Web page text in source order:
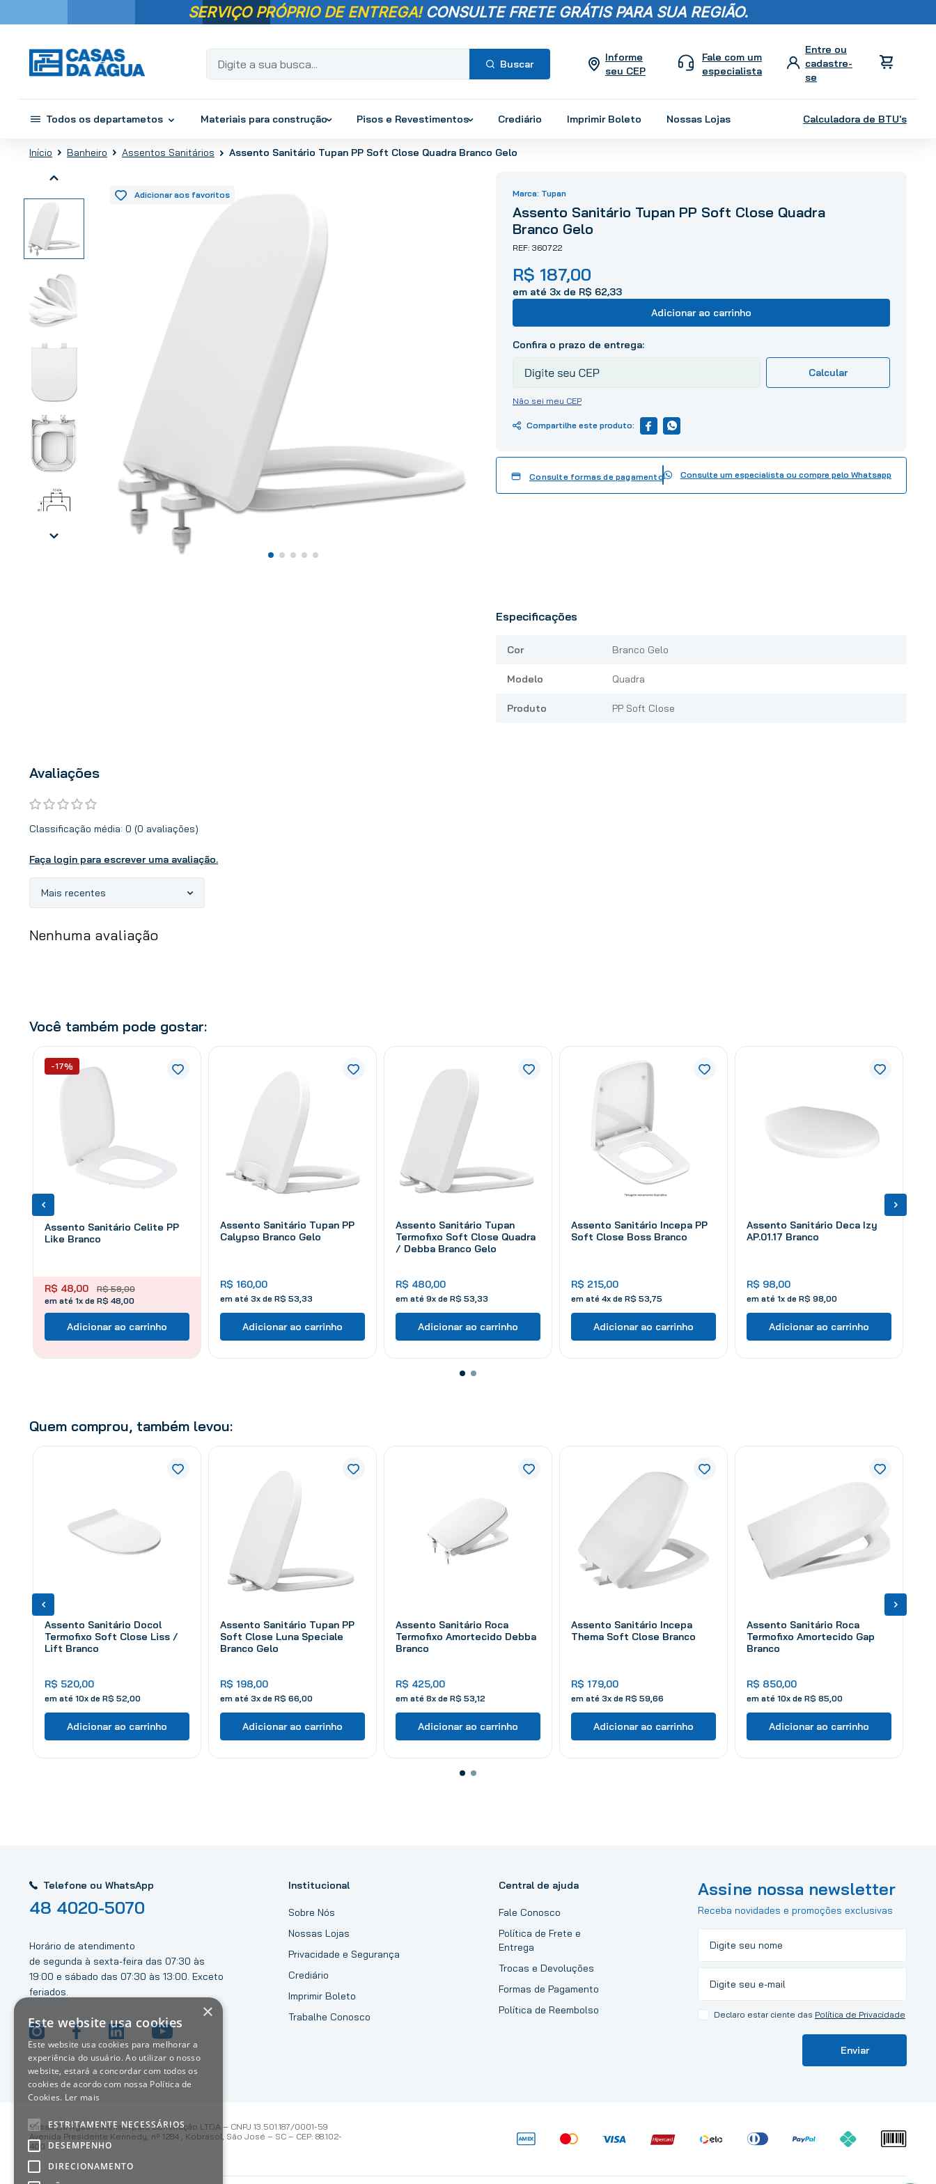
SERVIÇO PRÓPRIO DE ENTREGA! CONSULTE FRETE GRÁTIS PARA SUA REGIÃO.
Digite a sua busca...
Informe
seu CEP
Fale com um
especialista
Todos os departametos Materiais para construção Pisos e Revestimentos Crediário Imprimir Boleto Nossas Lojas Calculadora de BTU's
Banheiro Assentos Sanitários Assento Sanitário Tupan PP Soft Close Quadra Branco Gelo
Tupan
Assento Sanitário Tupan PP Soft Close Quadra
Branco Gelo
360722
R$ 187,00
em até 3x de R$ 62,33
Adicionar ao carrinho
Não sei meu CEP
Consulte formas de pagamento Consulte um especialista ou compre pelo Whatsapp
Especificações
Cor Branco Gelo
Modelo Quadra
Produto PP Soft Close
Avaliações
Classificação média: 0 (0 avaliações)
Faça login para escrever uma avaliação.
Mais recentes
Nenhuma avaliação
Você também pode gostar:
Assento Sanitário Celite PP
Like Branco
R$ 58,00
R$ 48,00
em até 1x de R$ 48,00
-17%
Adicionar ao carrinho
Assento Sanitário Tupan PP
Calypso Branco Gelo
R$ 160,00
em até 3x de R$ 53 33
Adicionar ao carrinho
Assento Sanitário Tupan
Termofixo Soft Close Quadra
/ Debba Branco Gelo
R$ 480,00
em até 9x de R$ 53 33
Adicionar ao carrinho
Assento Sanitário Incepa PP
Soft Close Boss Branco
R$ 215,00
em até 4x de R$ 53 75
Adicionar ao carrinho
Assento Sanitário Deca Izy
AP.01.17 Branco
R$ 98,00
em até 1x de R$ 98 00
Adicionar ao carrinho
Quem comprou, também levou:
Assento Sanitário Docol
Termofixo Soft Close Liss /
Lift Branco
R$ 520,00
em até 10x de R$ 52 00
Adicionar ao carrinho
Assento Sanitário Tupan PP
Soft Close Luna Speciale
Branco Gelo
R$ 198,00
em até 3x de R$ 66 00
Adicionar ao carrinho
Assento Sanitário Roca
Termofixo Amortecido Debba
Branco
R$ 425,00
em até 8x de R$ 53 12
Adicionar ao carrinho
Assento Sanitário Incepa
Thema Soft Close Branco
R$ 179,00
em até 3x de R$ 59 66
Adicionar ao carrinho
Assento Sanitário Roca
Termofixo Amortecido Gap
Branco
R$ 850,00
em até 10x de R$ 85 00
Adicionar ao carrinho
Telefone ou WhatsApp
48 4020-5070
Horário de atendimento
de segunda à sexta-feira das 07:30 às
19:00 e sábado das 07:30 às 13:00. Exceto
feriados.
Institucional
Sobre Nós
Nossas Lojas
Privacidade e Segurança
Crediário
Imprimir Boleto
Trabalhe Conosco
Central de ajuda
Fale Conosco
Política de Frete e
Entrega
Trocas e Devoluções
Formas de Pagamento
Política de Reembolso
Assine nossa newsletter
Receba novidades e promoções exclusivas
Declaro estar ciente das Política de Privacidade
Enviar
Casas Da Água Materiais para Construção LTDA – CNPJ 13.501.187/0001-59
Avenida Presidente Kennedy, nº 1284 , Kobrasol, São José – SC – CEP: 88.102-
400
×
Este website usa cookies
Este website usa cookies para melhorar a
experiência do usuário. Ao utilizar o nosso
website, estará a concordar com todos os
cookies de acordo com nossa Política de
Cookies. Ler mais
ESTRITAMENTE NECESSÁRIOS
DESEMPENHO
DIRECIONAMENTO
Termos mais
2º
porcelanato
revestimento
vaso sanitário
chuveiro